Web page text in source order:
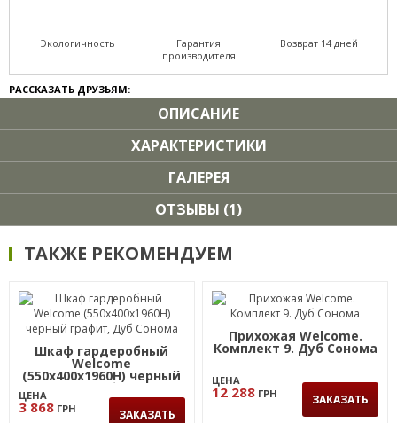
Экологичность
Гарантия
производителя
Возврат 14 дней
РАССКАЗАТЬ ДРУЗЬЯМ:
ОПИСАНИЕ
ХАРАКТЕРИСТИКИ
ГАЛЕРЕЯ
ОТЗЫВЫ (1)
ТАКЖЕ РЕКОМЕНДУЕМ
Шкаф гардеробный
Welcome
(550х400х1960Н) черный
графит, Дуб Сонома
ЦЕНА
3 868 ГРН ЗАКАЗАТЬ
Прихожая Welcome.
Комплект 9. Дуб Сонома
ЦЕНА
12 288 ГРН ЗАКАЗАТЬ